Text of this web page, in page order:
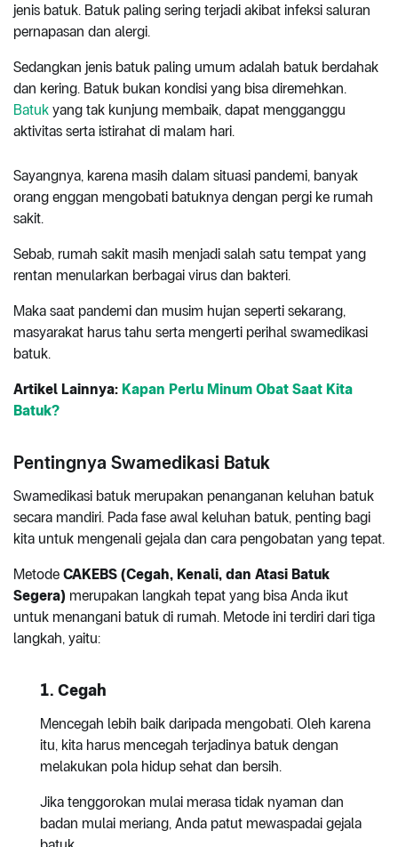
jenis batuk. Batuk paling sering terjadi akibat infeksi saluran
pernapasan dan alergi.
Sedangkan jenis batuk paling umum adalah batuk berdahak
dan kering. Batuk bukan kondisi yang bisa diremehkan.
Batuk yang tak kunjung membaik, dapat mengganggu
aktivitas serta istirahat di malam hari.
Sayangnya, karena masih dalam situasi pandemi, banyak
orang enggan mengobati batuknya dengan pergi ke rumah
sakit.
Sebab, rumah sakit masih menjadi salah satu tempat yang
rentan menularkan berbagai virus dan bakteri.
Maka saat pandemi dan musim hujan seperti sekarang,
masyarakat harus tahu serta mengerti perihal swamedikasi
batuk.
Artikel Lainnya: Kapan Perlu Minum Obat Saat Kita
Batuk?
Pentingnya Swamedikasi Batuk
Swamedikasi batuk merupakan penanganan keluhan batuk
secara mandiri. Pada fase awal keluhan batuk, penting bagi
kita untuk mengenali gejala dan cara pengobatan yang tepat.
Metode CAKEBS (Cegah, Kenali, dan Atasi Batuk
Segera) merupakan langkah tepat yang bisa Anda ikut
untuk menangani batuk di rumah. Metode ini terdiri dari tiga
langkah, yaitu:
1. Cegah
Mencegah lebih baik daripada mengobati. Oleh karena
itu, kita harus mencegah terjadinya batuk dengan
melakukan pola hidup sehat dan bersih.
Jika tenggorokan mulai merasa tidak nyaman dan
badan mulai meriang, Anda patut mewaspadai gejala